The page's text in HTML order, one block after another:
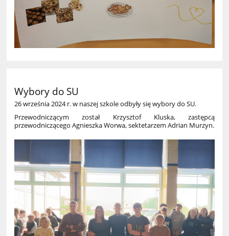
Wybory do SU
26 września 2024 r. w naszej szkole odbyły się wybory do SU.
Przewodniczącym został Krzysztof Kluska, zastępcą
przewodniczącego Agnieszka Worwa, sektetarzem Adrian Murzyn.